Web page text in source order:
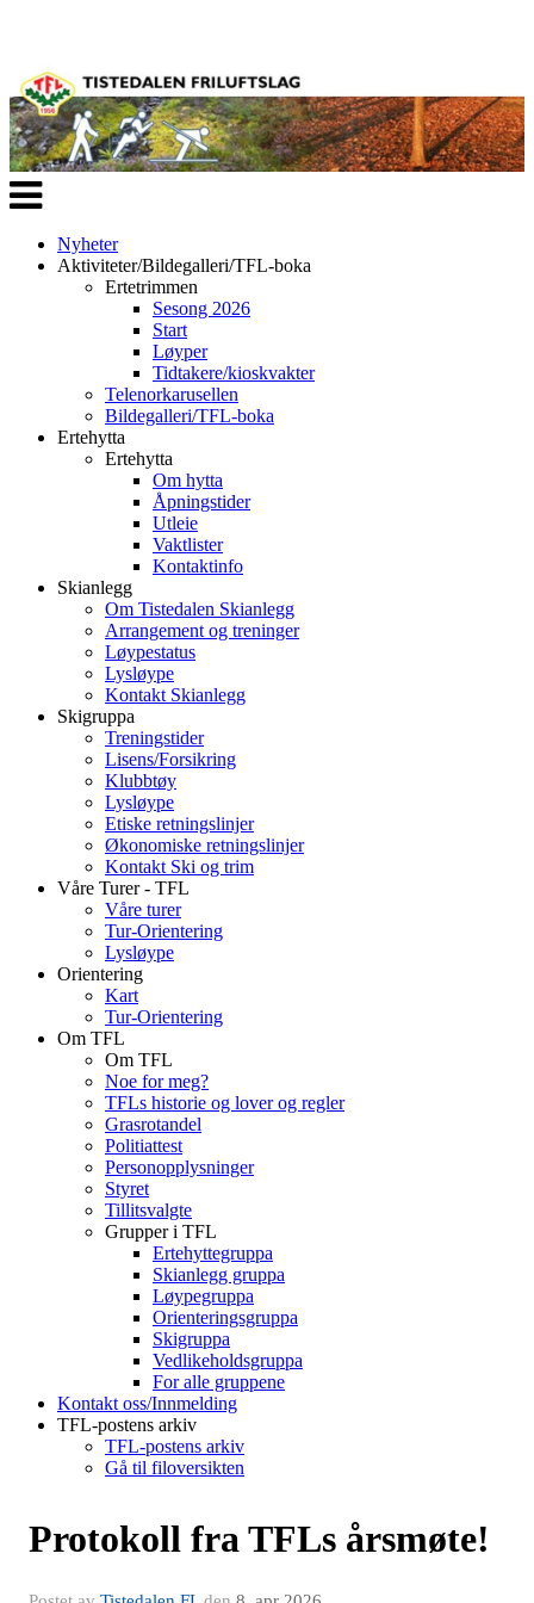
Veksle
navigasjon
Nyheter
Aktiviteter/Bildegalleri/TFL-boka
Ertetrimmen
Sesong 2026
Start
Løyper
Tidtakere/kioskvakter
Telenorkarusellen
Bildegalleri/TFL-boka
Ertehytta
Ertehytta
Om hytta
Åpningstider
Utleie
Vaktlister
Kontaktinfo
Skianlegg
Om Tistedalen Skianlegg
Arrangement og treninger
Løypestatus
Lysløype
Kontakt Skianlegg
Skigruppa
Treningstider
Lisens/Forsikring
Klubbtøy
Lysløype
Etiske retningslinjer
Økonomiske retningslinjer
Kontakt Ski og trim
Våre Turer - TFL
Våre turer
Tur-Orientering
Lysløype
Orientering
Kart
Tur-Orientering
Om TFL
Om TFL
Noe for meg?
TFLs historie og lover og regler
Grasrotandel
Politiattest
Personopplysninger
Styret
Tillitsvalgte
Grupper i TFL
Ertehyttegruppa
Skianlegg gruppa
Løypegruppa
Orienteringsgruppa
Skigruppa
Vedlikeholdsgruppa
For alle gruppene
Kontakt oss/Innmelding
TFL-postens arkiv
TFL-postens arkiv
Gå til filoversikten
Protokoll fra TFLs årsmøte!